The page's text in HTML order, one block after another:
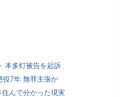
本多灯被告を起訴
役7年 無罪主張か
んで分かった現実